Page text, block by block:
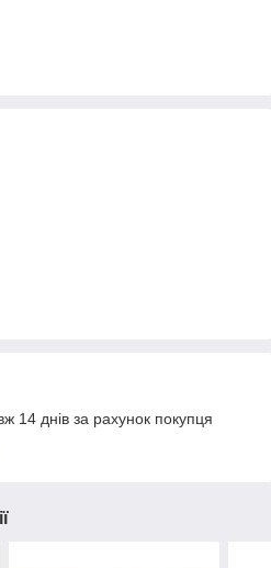
14 днів за рахунок покупця